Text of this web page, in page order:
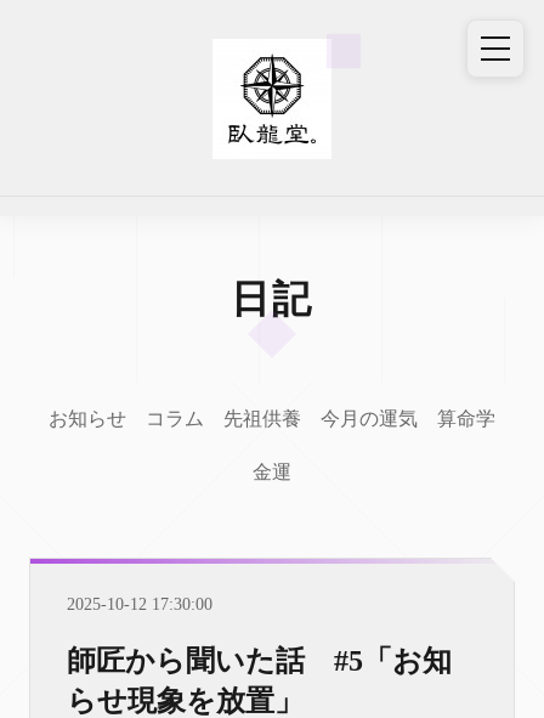
日記
お知らせ コラム 先祖供養 今月の運気 算命学
金運
2025-10-12 17:30:00
師匠から聞いた話 #5「お知
らせ現象を放置」